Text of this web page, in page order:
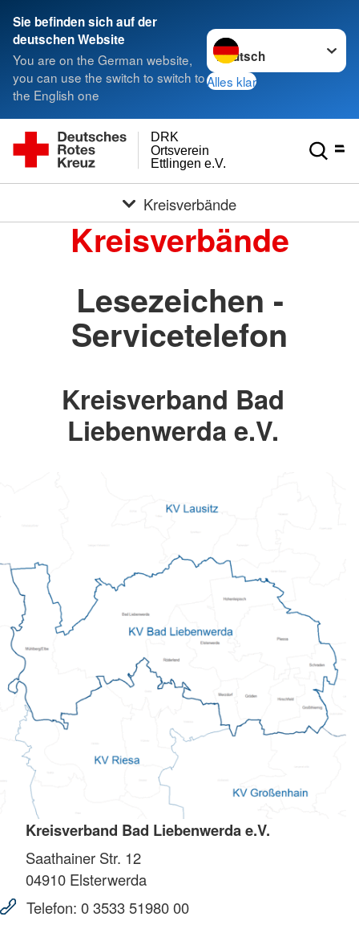
Sie befinden sich auf der
deutschen Website
You are on the German website,
you can use the switch to switch to
the English one
Sprache wechseln zu
Alles klar
Ettlingen e.V.
Ortsverein
DRK
Kreisverbände
Kreisverbände
Lesezeichen -
Servicetelefon
Kreisverband Bad
Liebenwerda e.V.
Kreisverband Bad Liebenwerda e.V.
Saathainer Str. 12
04910 Elsterwerda
Telefon: 0 3533 51980 00